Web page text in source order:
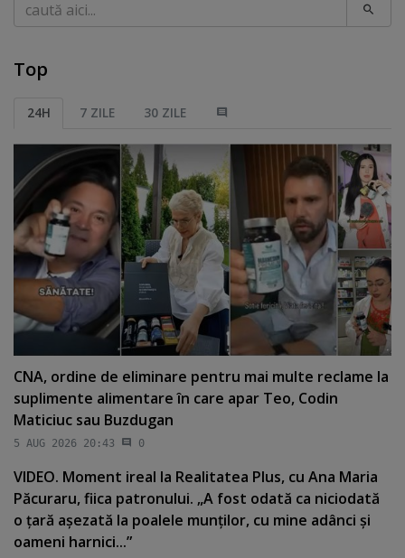
Top
24H 7 ZILE 30 ZILE
CNA, ordine de eliminare pentru mai multe reclame la
suplimente alimentare în care apar Teo, Codin
Maticiuc sau Buzdugan
5 AUG 2026 20:43 0
VIDEO. Moment ireal la Realitatea Plus, cu Ana Maria
Păcuraru, fiica patronului. „A fost odată ca niciodată
o ţară aşezată la poalele munţilor, cu mine adânci şi
oameni harnici...”